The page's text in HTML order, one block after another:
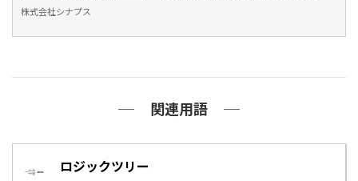
株式会社シナプス
関連用語
ロジックツリー